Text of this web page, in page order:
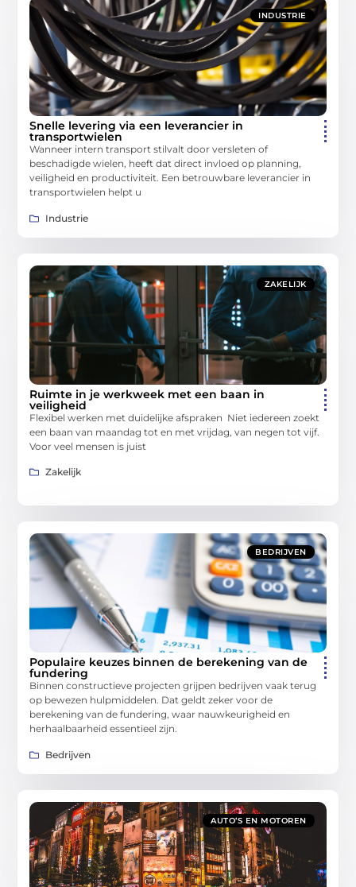
INDUSTRIE
Snelle levering via een leverancier in
transportwielen
Wanneer intern transport stilvalt door versleten of
beschadigde wielen, heeft dat direct invloed op planning,
veiligheid en productiviteit. Een betrouwbare leverancier in
transportwielen helpt u
Industrie
ZAKELIJK
Ruimte in je werkweek met een baan in
veiligheid
Flexibel werken met duidelijke afspraken Niet iedereen zoekt
een baan van maandag tot en met vrijdag, van negen tot vijf.
Voor veel mensen is juist
Zakelijk
BEDRIJVEN
Populaire keuzes binnen de berekening van de
fundering
Binnen constructieve projecten grijpen bedrijven vaak terug
op bewezen hulpmiddelen. Dat geldt zeker voor de
berekening van de fundering, waar nauwkeurigheid en
herhaalbaarheid essentieel zijn.
Bedrijven
AUTO’S EN MOTOREN